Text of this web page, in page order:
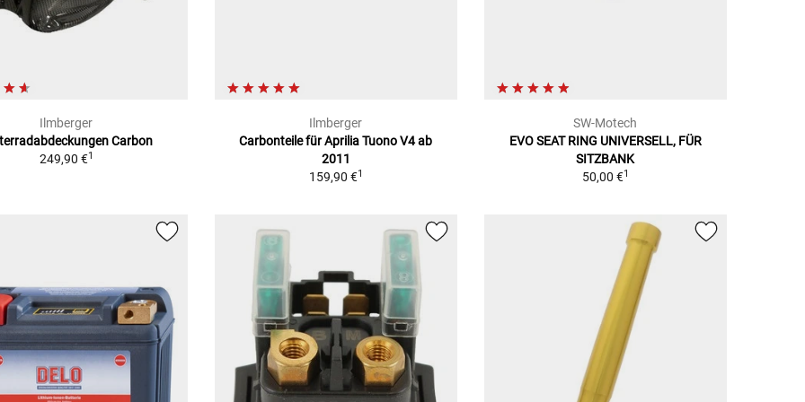
Ilmberger
Carbon
249,90 €1
Ilmberger
Carbonteile für Aprilia Tuono V4 ab
2011
159,90 €1
SW-Motech
EVO SEAT RING UNIVERSELL, FÜR
SITZBANK
50,00 €1